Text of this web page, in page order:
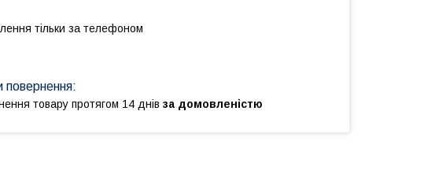
тільки за телефоном
товару протягом 14 днів за домовленістю